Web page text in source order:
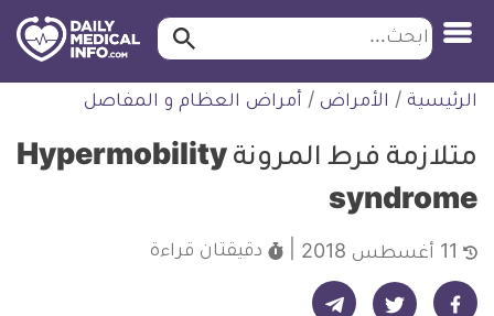
التخطي
للمحتوى
طبية
ابحث ابحث…
الرئيسية / الأمراض / أمراض العظام و المفاصل
متلازمة فرط المرونة Hypermobility
syndrome
دقيقتان قراءة
شارك على فيسبوك - ديلي ميديكال انفو شارك على تويتر - ديلي ميديكال انفو شارك على تيليجرام - ديلي ميديكال انفو